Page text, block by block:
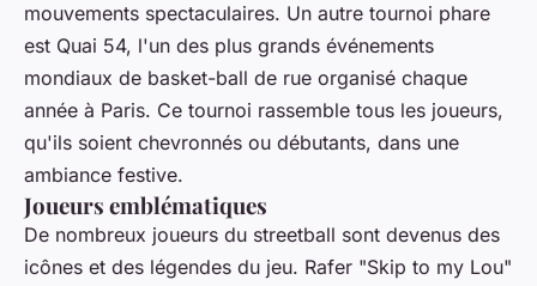
mouvements spectaculaires. Un autre tournoi phare
est Quai 54, l'un des plus grands événements
mondiaux de basket-ball de rue organisé chaque
année à Paris. Ce tournoi rassemble tous les joueurs,
qu'ils soient chevronnés ou débutants, dans une
ambiance festive.
Joueurs emblématiques
De nombreux joueurs du streetball sont devenus des
icônes et des légendes du jeu. Rafer "Skip to my Lou"